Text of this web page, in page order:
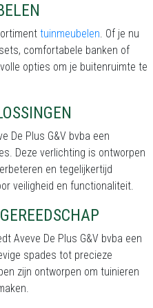
tuinmeubelen. Of je nu
comfortabele banken of
opties om je buitenruimte te
De Plus G&V bvba een
Deze verlichting is ontworpen
en tegelijkertijd
veiligheid en functionaliteit.
Aveve De Plus G&V bvba een
spades tot precieze
zijn ontworpen om tuinieren